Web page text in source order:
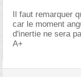
Il faut remarquer
car le moment
d'inertie ne sera
A+